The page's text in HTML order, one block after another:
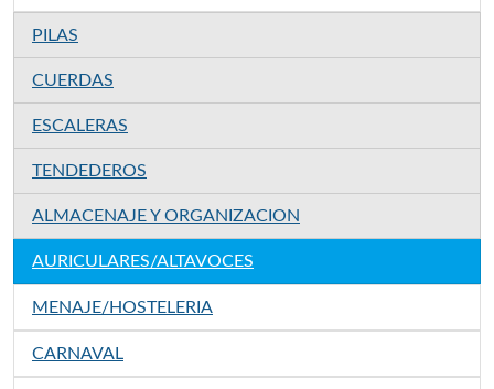
PILAS
CUERDAS
ESCALERAS
TENDEDEROS
ALMACENAJE Y ORGANIZACION
AURICULARES/ALTAVOCES
MENAJE/HOSTELERIA
CARNAVAL